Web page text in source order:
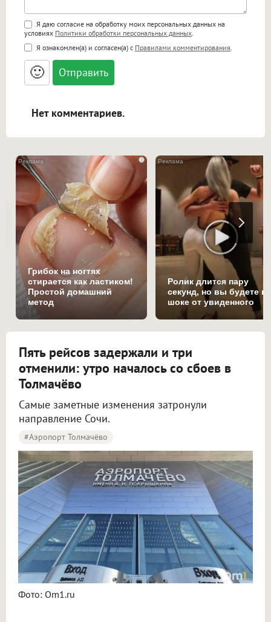
Поддержка HTML
<b>, <strong>, <u>, <i>, <em>, <s>, <big>,
<small>, <sup>, <sub>, <pre>, <ul>, <ol>, <li>,
<blockquote>, <code> экранирует HTML,
адреса URL автоматически становятся
ссылками, и [img]адрес[/img] будет
Я даю согласие на обработку моих персональных данных на
условиях Политики обработки персональных данных
Я ознакомлен(а) и согласен(а) с Правилами комментирования
🙂
Нет комментариев.
i
Грибок на ногтях
стирается как ластиком!
Простой домашний
метод
Ролик длится пару
секунд, но вы будете в
шоке от увиденного
Пять рейсов задержали и три
отменили: утро началось со сбоев в
Толмачёво
Самые заметные изменения затронули
направление Сочи.
#Аэропорт Толмачёво
Фото: Om1.ru